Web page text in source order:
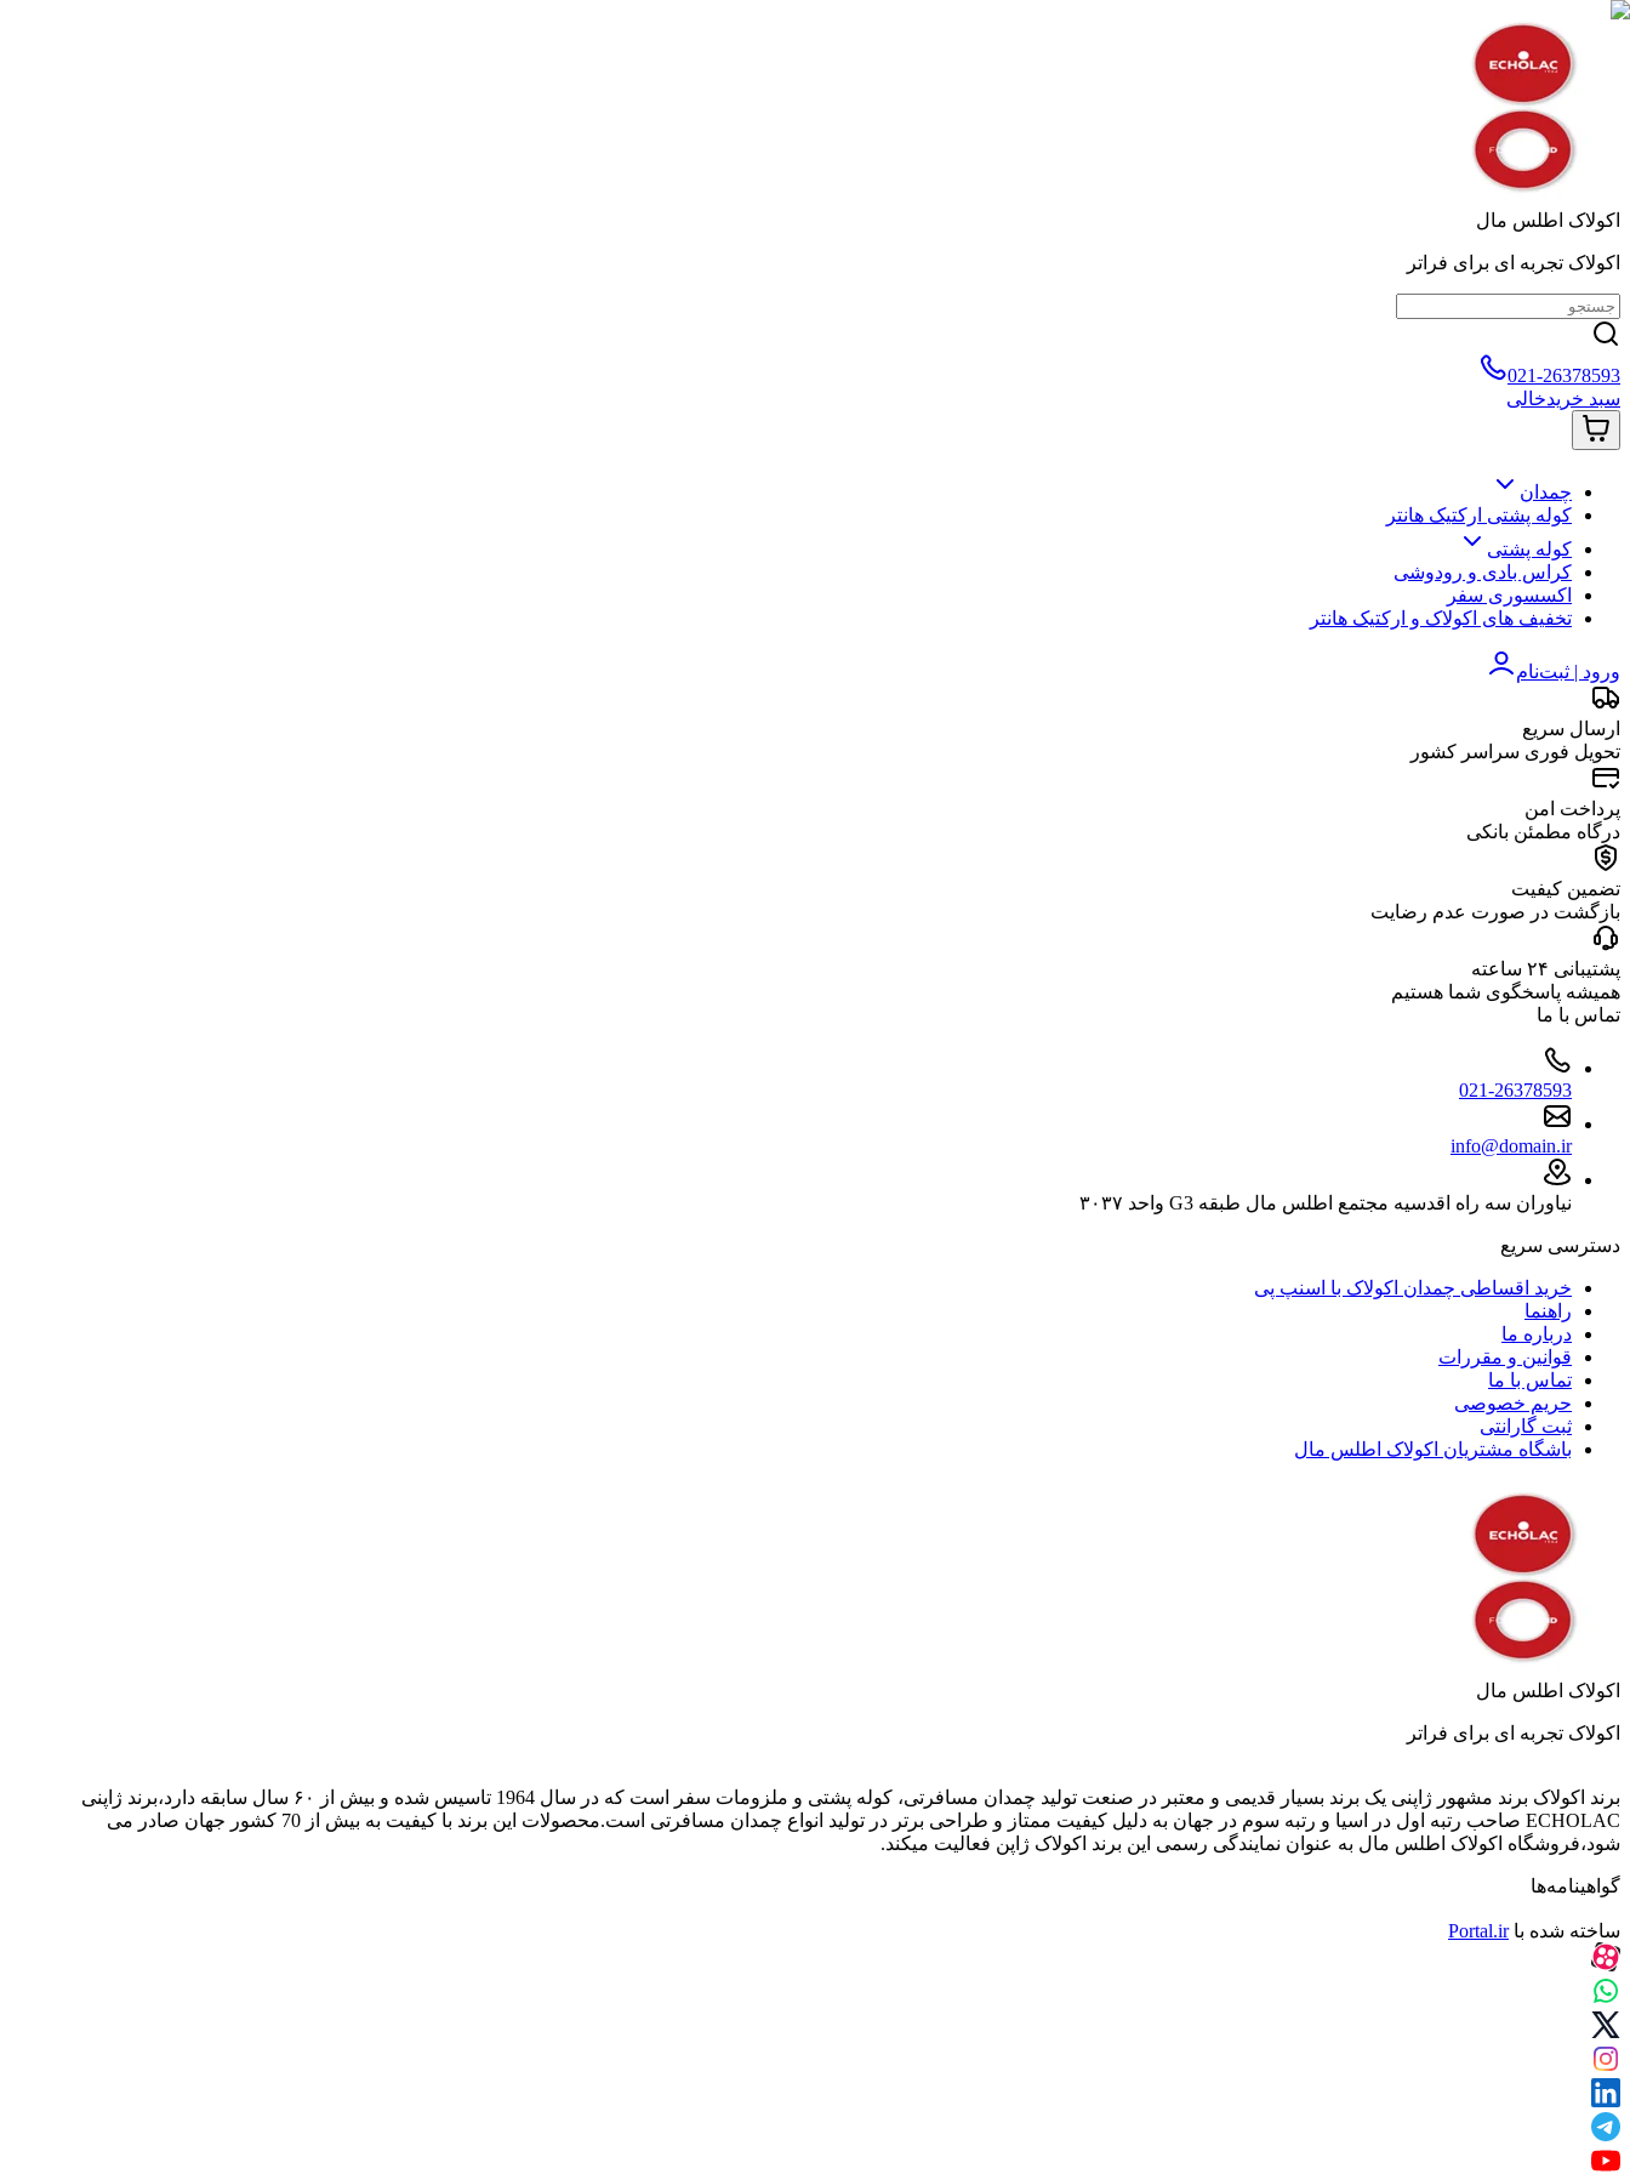
اکولاک اطلس مال
اکولاک تجربه ای برای فراتر
021-26378593
سبد خریدخالی
چمدان
کوله پشتی ارکتیک هانتر
کوله پشتی
کراس بادی و رودوشی
اکسسوری سفر
تخفیف های اکولاک و ارکتیک هانتر
ورود | ثبت‌نام
ارسال سریع
تحویل فوری سراسر کشور
پرداخت امن
درگاه مطمئن بانکی
تضمین کیفیت
بازگشت در صورت عدم رضایت
پشتیبانی ۲۴ ساعته
همیشه پاسخگوی شما هستیم
تماس با ما
021-26378593
info@domain.ir
نیاوران سه راه اقدسیه مجتمع اطلس مال طبقه G3 واحد ۳۰۳۷
دسترسی سریع
خرید اقساطی چمدان اکولاک با اسنپ پی
راهنما
درباره ما
قوانین و مقررات
تماس با ما
حریم خصوصی
ثبت گارانتی
باشگاه مشتریان اکولاک اطلس مال
اکولاک اطلس مال
اکولاک تجربه ای برای فراتر
‎برند اکولاک برند مشهور ژاپنی یک برند بسیار قدیمی و‌ معتبر در صنعت تولید چمدان مسافرتی، کوله پشتی و ملزومات سفر است که در سال 1964 تاسیس شده و بیش از ۶۰ سال سابقه دارد،برند ژاپنی
ECHOLAC صاحب رتبه اول در اسیا و رتبه سوم در جهان به دلیل کیفیت ممتاز و طراحی برتر در تولید انواع چمدان مسافرتی است.محصولات این برند با کیفیت به بیش از 70 کشور جهان صادر می
شود،فروشگاه اکولاک اطلس مال به عنوان نمایندگی رسمی این برند اکولاک ژاپن فعالیت میکند.
گواهینامه‌ها
ساخته شده باPortal.ir